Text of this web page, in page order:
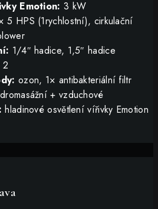
Emotion: 3 kW
5 HPS (1rychlostní), cirkulační
1/4″ hadice, 1,5″ hadice
2
ozon, 1× antibakteriální filtr
+ vzduchové
hladinové osvětlení vířivky Emotion